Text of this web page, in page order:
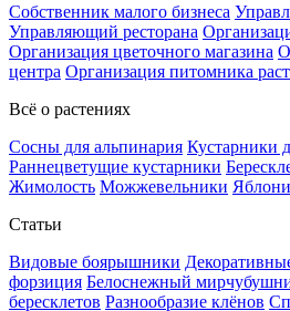
Собственник малого бизнеса
Управляющий ресторана
Организация цветочного магазина
центра Организация питомника
Всё о растениях
Сосны для альпинария Кустарники
Раннецветущие кустарники
Жимолость Можжевельники Яблони
Статьи
Видовые боярышники
форзиция Белоснежный
бересклетов Разнообразие клёнов